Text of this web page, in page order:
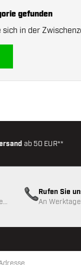
gefunden
in der
ab 50 EUR**
Rufen Sie
An